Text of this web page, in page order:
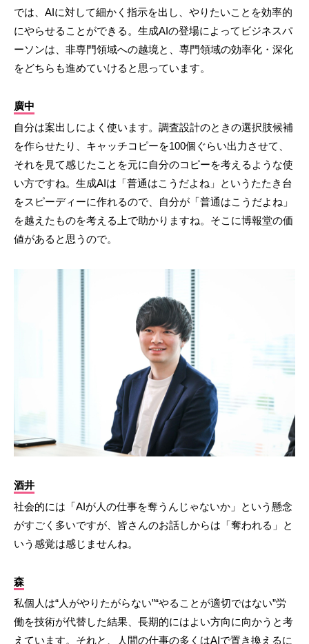
では、AIに対して細かく指示を出し、やりたいことを効率的
にやらせることができる。生成AIの登場によってビジネスパ
ーソンは、非専門領域への越境と、専門領域の効率化・深化
をどちらも進めていけると思っています。
廣中
自分は案出しによく使います。調査設計のときの選択肢候補
を作らせたり、キャッチコピーを100個ぐらい出力させて、
それを見て感じたことを元に自分のコピーを考えるような使
い方ですね。生成AIは「普通はこうだよね」というたたき台
をスピーディーに作れるので、自分が「普通はこうだよね」
を越えたものを考える上で助かりますね。そこに博報堂の価
値があると思うので。
酒井
社会的には「AIが人の仕事を奪うんじゃないか」という懸念
がすごく多いですが、皆さんのお話しからは「奪われる」と
いう感覚は感じませんね。
森
私個人は“人がやりたがらない”“やることが適切ではない”労
働を技術が代替した結果、長期的にはよい方向に向かうと考
えています。それと、人間の仕事の多くはAIで置き換えるに